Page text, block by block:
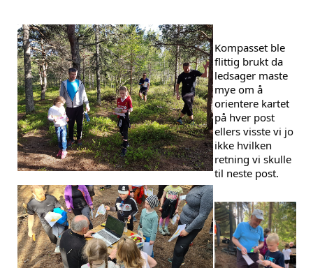
Kompasset ble
flittig brukt da
ledsager maste
mye om å
orientere kartet
på hver post
ellers visste vi jo
ikke hvilken
retning vi skulle
til neste post.